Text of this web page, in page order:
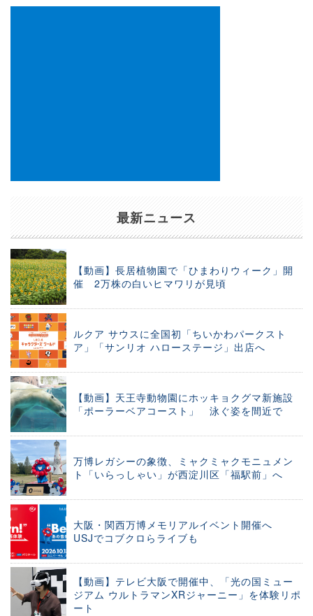
最新ニュース
【動画】長居植物園で「ひまわりウィーク」開
催 2万株の白いヒマワリが見頃
ルクア サウスに全国初「ちいかわパークスト
ア」「サンリオ ハローステージ」出店へ
【動画】天王寺動物園にホッキョクグマ新施設
「ポーラーベアコースト」 泳ぐ姿を間近で
万博レガシーの象徴、ミャクミャクモニュメン
ト「いらっしゃい」が西淀川区「福駅前」へ
大阪・関西万博メモリアルイベント開催へ
USJでコブクロらライブも
【動画】テレビ大阪で開催中、「光の国ミュー
ジアム ウルトラマンXRジャーニー」を体験リポ
ート